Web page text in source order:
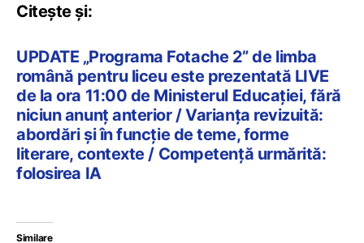
Citește și:
UPDATE „Programa Fotache 2” de limba
română pentru liceu este prezentată LIVE
de la ora 11:00 de Ministerul Educației, fără
niciun anunț anterior / Varianța revizuită:
abordări și în funcție de teme, forme
literare, contexte / Competență urmărită:
folosirea IA
Similare